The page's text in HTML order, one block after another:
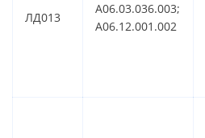
ЛД013
A06.03.036.003;
A06.12.001.002